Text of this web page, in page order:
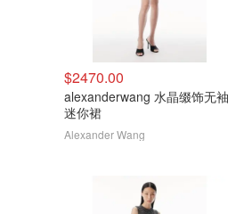
$2470.00
alexanderwang 水晶缀饰无袖
迷你裙
Alexander Wang